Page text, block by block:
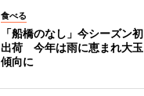
食べる
「船橋のなし」今シーズン初
出荷 今年は雨に恵まれ大玉
傾向に